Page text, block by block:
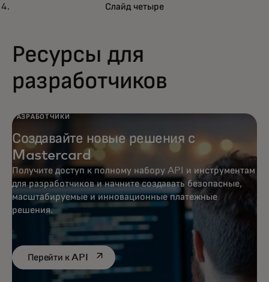
решения для управления
Слайд четыре
Ресурсы для
разработчиков
РАЗРАБОТЧИКИ
Создавайте новые решения с
Mastercard
Получите доступ к полному набору API и инструментам
для разработчиков и начните создавать безопасные,
масштабируемые и инновационные платежные
решения.
Перейти к API opens in a new tab